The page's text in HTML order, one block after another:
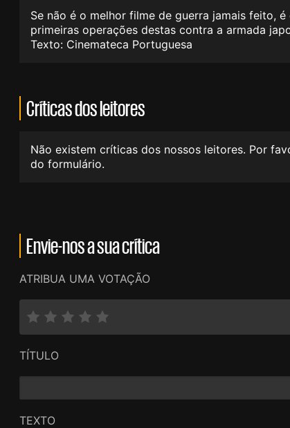
Se não é o melhor filme de guerra jamais feito,
primeiras operações destas contra a armada
Texto: Cinemateca Portuguesa
Críticas dos leitores
Não existem críticas dos nossos leitores. Por
do formulário.
Envie-nos a sua crítica
ATRIBUA UMA VOTAÇÃO
TÍTULO
TEXTO